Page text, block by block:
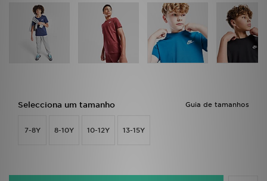
Guia de tamanhos
Selecciona um tamanho
7-8Y 8-10Y 10-12Y 13-15Y
FAZ DOWNLOAD DA APP
TRABALHA CONNOSCO